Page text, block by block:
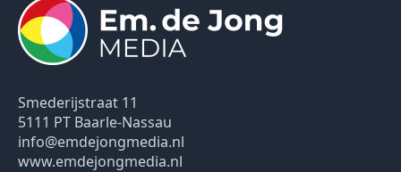
Smederijstraat 11
5111 PT Baarle-Nassau
info@emdejongmedia.nl
www.emdejongmedia.nl